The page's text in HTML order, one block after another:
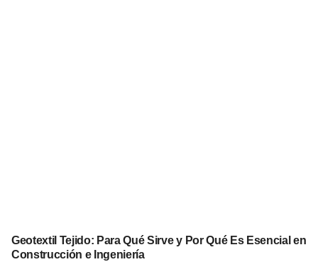
Geotextil Tejido: Para Qué Sirve y Por Qué Es Esencial en
Construcción e Ingeniería